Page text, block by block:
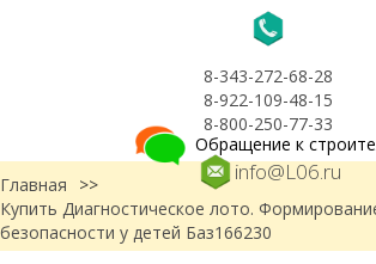
8-343-272-68-28
8-922-109-48-15
8-800-250-77-33
info@L06.ru
Обращение к
Главная
>>
Купить Диагностическое лото.
безопасности у детей Баз166230